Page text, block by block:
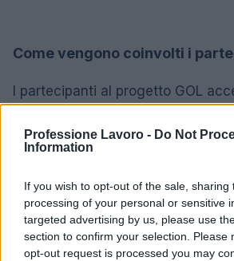
Professione Lavoro - Do Not
Information
If you wish to opt-out of the sale, sharing
processing of your personal or sensitive
targeted advertising by us, please use
section to confirm your selection. Please
opt-out request is processed you may
Come vengono coinvolti i
I partecipanti al progetto GOL
sostegno alla ricerca attiva.
gestite dai centri per l’impiego e
accreditati. Il modello punta a una
completa del candidato:
competenze fino al supporto